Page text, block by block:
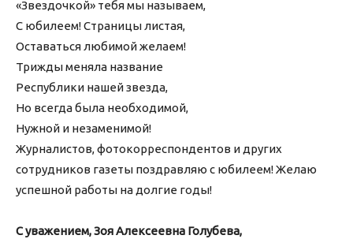
«Звездочкой» тебя мы называем,
С юбилеем! Страницы листая,
Оставаться любимой желаем!
Трижды меняла название
Республики нашей звезда,
Но всегда была необходимой,
Нужной и незаменимой!
Журналистов, фотокорреспондентов и других
сотрудников газеты поздравляю с юбилеем! Желаю
успешной работы на долгие годы!
С уважением, Зоя Алексеевна Голубева,